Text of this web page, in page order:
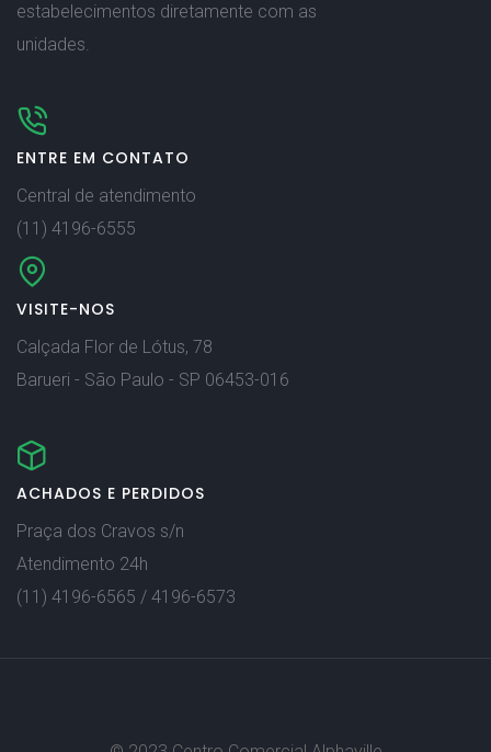
estabelecimentos diretamente com as
unidades.
ENTRE EM CONTATO
Central de atendimento
(11) 4196-6555
VISITE-NOS
Calçada Flor de Lótus, 78
Barueri - São Paulo - SP 06453-016
ACHADOS E PERDIDOS
Praça dos Cravos s/n
Atendimento 24h
(11) 4196-6565 / 4196-6573